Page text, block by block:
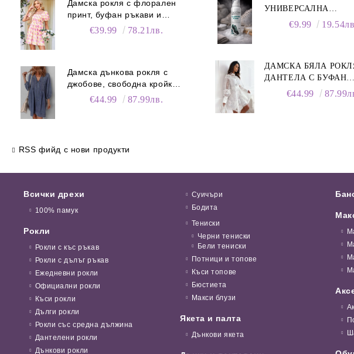
Дамска рокля с флорален
принт, буфан ръкави и
джобове€39.99 78.21лв.
Дамска дънкова рокля с
джобове, свободна кройка и
V-образно деколте
€44.99 87.99лв.
RSS фийд с нови продукти
УНИВЕРСАЛНА
ПОЧИСТВАЩА ПЯНА
€9.99
ДАМСКА БЯЛА
ДАНТЕЛА С БУФАН
РЪКАВИ И ЯКА
€44.99
Всички дрехи
100% памук
Рокли
Рокли с къс ръкав
Рокли с дълъг ръкав
Ежедневни рокли
Официални рокли
Къси рокли
Дълги рокли
Рокли със средна дължина
Дантелени рокли
Дънкови рокли
Суичъри
Бодита
Тениски
Черни тениски
Бели тениски
Потници и топове
Къси топове
Бюстиета
Макси блузи
Якета и палта
Дънкови якета